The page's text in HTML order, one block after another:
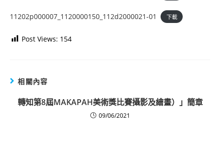
11202p000007_1120000150_112d2000021-01 下載
Post Views: 154
相關內容
轉知第8屆MAKAPAH美術獎比賽攝影及繪畫）」簡章
09/06/2021